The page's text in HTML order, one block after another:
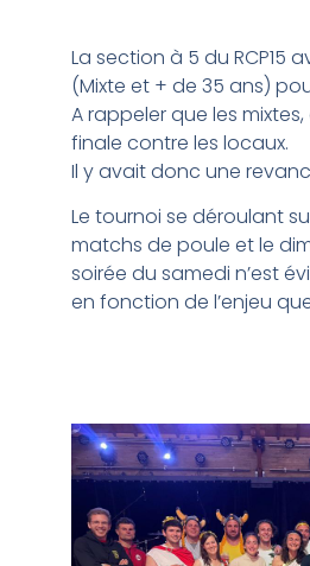
La section à 5 du RCP15
(Mixte et + de 35 ans)
A rappeler que les
finale contre les locaux.
Il y avait donc une
Le tournoi se déroulant
matchs de poule et le
soirée du samedi n’est
en fonction de l’enjeu